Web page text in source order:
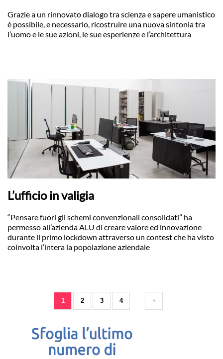
Grazie a un rinnovato dialogo tra scienza e sapere umanistico
è possibile, e necessario, ricostruire una nuova sintonia tra
l’uomo e le sue azioni, le sue esperienze e l’architettura
L’ufficio in valigia
“Pensare fuori gli schemi convenzionali consolidati” ha
permesso all’azienda ALU di creare valore ed innovazione
durante il primo lockdown attraverso un contest che ha visto
coinvolta l’intera la popolazione aziendale
1 2 3 4